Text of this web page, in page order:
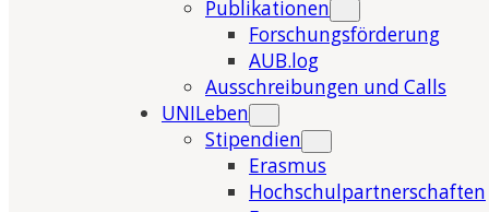
Publikationen
Forschungsförderung
AUB.log
Ausschreibungen und Calls
UNILeben
Stipendien
Erasmus
Hochschulpartnerschaften